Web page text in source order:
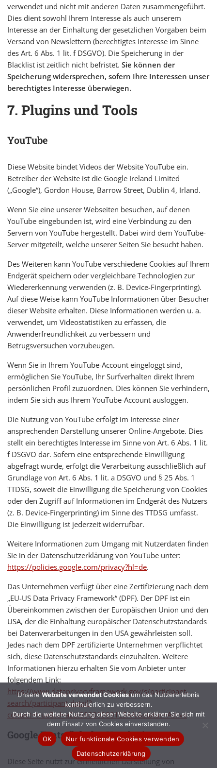
verwendet und nicht mit anderen Daten zusammengeführt.
Dies dient sowohl Ihrem Interesse als auch unserem
Interesse an der Einhaltung der gesetzlichen Vorgaben beim
Versand von Newslettern (berechtigtes Interesse im Sinne
des Art. 6 Abs. 1 lit. f DSGVO). Die Speicherung in der
Blacklist ist zeitlich nicht befristet. Sie können der
Speicherung widersprechen, sofern Ihre Interessen unser
berechtigtes Interesse überwiegen.
7. Plugins und Tools
YouTube
Diese Website bindet Videos der Website YouTube ein.
Betreiber der Website ist die Google Ireland Limited
(„Google“), Gordon House, Barrow Street, Dublin 4, Irland.
Wenn Sie eine unserer Webseiten besuchen, auf denen
YouTube eingebunden ist, wird eine Verbindung zu den
Servern von YouTube hergestellt. Dabei wird dem YouTube-
Server mitgeteilt, welche unserer Seiten Sie besucht haben.
Des Weiteren kann YouTube verschiedene Cookies auf Ihrem
Endgerät speichern oder vergleichbare Technologien zur
Wiedererkennung verwenden (z. B. Device-Fingerprinting).
Auf diese Weise kann YouTube Informationen über Besucher
dieser Website erhalten. Diese Informationen werden u. a.
verwendet, um Videostatistiken zu erfassen, die
Anwenderfreundlichkeit zu verbessern und
Betrugsversuchen vorzubeugen.
Wenn Sie in Ihrem YouTube-Account eingeloggt sind,
ermöglichen Sie YouTube, Ihr Surfverhalten direkt Ihrem
persönlichen Profil zuzuordnen. Dies können Sie verhindern,
indem Sie sich aus Ihrem YouTube-Account ausloggen.
Die Nutzung von YouTube erfolgt im Interesse einer
ansprechenden Darstellung unserer Online-Angebote. Dies
stellt ein berechtigtes Interesse im Sinne von Art. 6 Abs. 1 lit.
f DSGVO dar. Sofern eine entsprechende Einwilligung
abgefragt wurde, erfolgt die Verarbeitung ausschließlich auf
Grundlage von Art. 6 Abs. 1 lit. a DSGVO und § 25 Abs. 1
TTDSG, soweit die Einwilligung die Speicherung von Cookies
oder den Zugriff auf Informationen im Endgerät des Nutzers
(z. B. Device-Fingerprinting) im Sinne des TTDSG umfasst.
Die Einwilligung ist jederzeit widerrufbar.
Weitere Informationen zum Umgang mit Nutzerdaten finden
Sie in der Datenschutzerklärung von YouTube unter:
https://policies.google.com/privacy?hl=de.
Das Unternehmen verfügt über eine Zertifizierung nach dem
„EU-US Data Privacy Framework“ (DPF). Der DPF ist ein
Übereinkommen zwischen der Europäischen Union und den
USA, der die Einhaltung europäischer Datenschutzstandards
bei Datenverarbeitungen in den USA gewährleisten soll.
Jedes nach dem DPF zertifizierte Unternehmen verpflichtet
sich, diese Datenschutzstandards einzuhalten. Weitere
Informationen hierzu erhalten Sie vom Anbieter unter
folgendem Link:
https://www.dataprivacyframework.gov/s/participant-
search/participant-detail?
contact=true&id=a2zt000000001L5AAI&status=Active
Google Fonts (lokales Hosting)
Diese Seite nutzt zur einheitlichen Darstellung von
UnsereWebsite verwendet Cookiesum das Nutzererlebnis
kontinuierlich zu verbessern.
Durch die weitere Nutzung dieser Website erklären Sie sich mit
dem Einsatz von Cookies einverstanden.
OK
Nur funktionale Cookies verwenden
Datenschutzerklärung